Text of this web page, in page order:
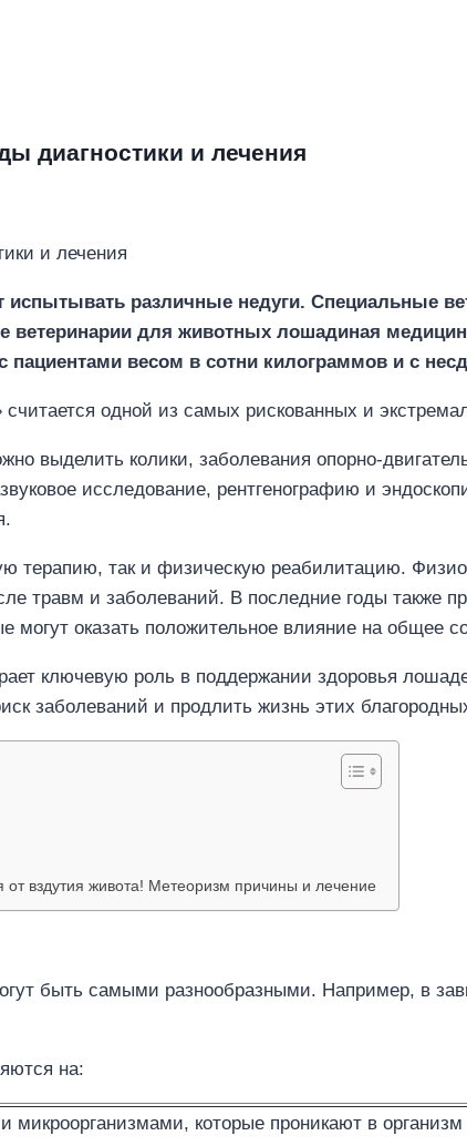
диагностики и лечения
различные недуги. Специальные
ветеринарии для животных лошадиная
весом в сотни килограммов и с
одной из самых рискованных и
выделить колики, заболевания опорно-
исследование, рентгенографию и
терапию, так и физическую реабилитацию.
травм и заболеваний. В последние годы также
могут оказать положительное влияние на общее
ключевую роль в поддержании здоровья
заболеваний и продлить жизнь этих
от вздутия живота! Метеоризм причины и лечение
быть самыми разнообразными. Например, в
на:
микроорганизмами, которые проникают в